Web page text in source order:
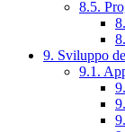
8.5.
9. Sviluppo
9.1.